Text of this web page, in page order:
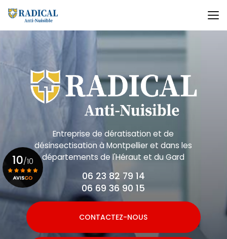
au
contenu
principal
Entreprise de dératisation et de
désinsectisationà Montpellier et dans les
départements de l'Héraut et du Gard
06 23 82 79 14
06 69 36 90 15
CONTACTEZ-NOUS
10/10
Voir le certificat